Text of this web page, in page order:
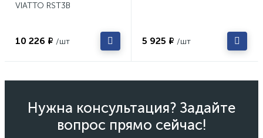
VIATTO RST3B
10 226 ₽ /шт 5 925 ₽ /шт
Нужна консультация? Задайте
вопрос прямо сейчас!